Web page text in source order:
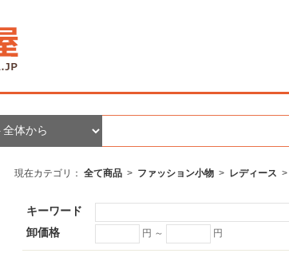
現在カテゴリ： 全て商品 > ファッション小物 > レディース >
キーワード
卸価格
円 ～ 円